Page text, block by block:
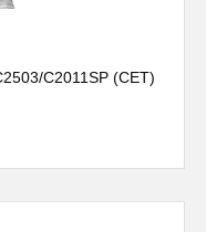
C2011SP (CET)